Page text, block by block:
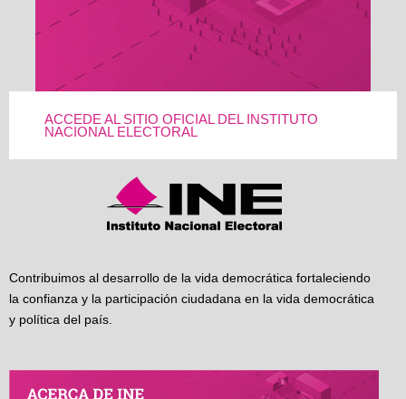
ACCEDE AL SITIO OFICIAL DEL INSTITUTO
NACIONAL ELECTORAL
Contribuimos al desarrollo de la vida democrática fortaleciendo
la confianza y la participación ciudadana en la vida democrática
y política del país.